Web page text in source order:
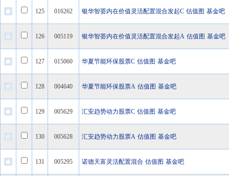
125 016262 银华智荟内在价值灵活配置混合发起C 估值图 基金吧
126 005119 银华智荟内在价值灵活配置混合发起A 估值图 基金吧
127 015060 华夏节能环保股票C 估值图 基金吧
128 004640 华夏节能环保股票A 估值图 基金吧
129 005629 汇安趋势动力股票C 估值图 基金吧
130 005628 汇安趋势动力股票A 估值图 基金吧
131 005295 诺德天富灵活配置混合 估值图 基金吧